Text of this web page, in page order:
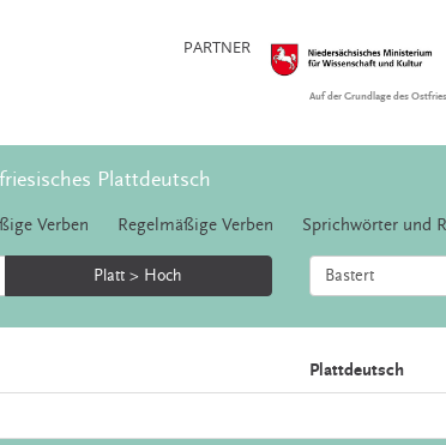
PARTNER
Auf der Grundlage des
Plattdeutsch
Verben Regelmäßige Verben Sprichwörter und
Platt > Hoch
Plattdeutsch